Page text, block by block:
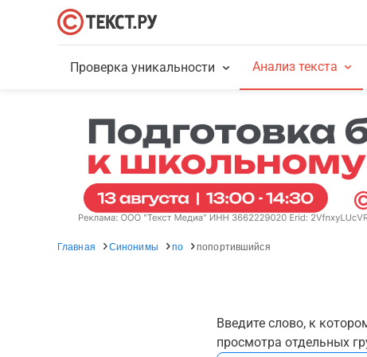
Проверка уникальности Анализ текста
Главная Синонимы по попортившийся
Введите слово, к
просмотра отдельных